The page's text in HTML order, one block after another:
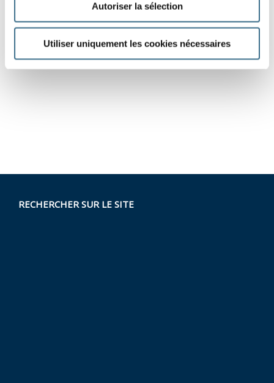
Autoriser la sélection
Utiliser uniquement les cookies nécessaires
RECHERCHER SUR LE SITE